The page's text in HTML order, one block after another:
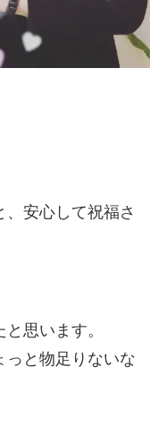
、安心して祝福さ
思います。
っと物足りないな